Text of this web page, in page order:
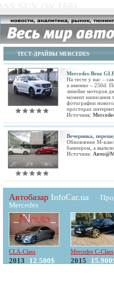
ТЕСТ-ДРАЙВЫ MERCEDES
Mercedes-Benz
На тесте у нас –
а именно – 250d.
линейке моторов
момент написания
фотографии
просторах
Источник:
Вечеринка,
Обновление М-
бампером, а
Источник:
Автобазар InfoCar.ua
Mercedes
CLA-Class
2013 12.500$
Mercedes C-Class
2015